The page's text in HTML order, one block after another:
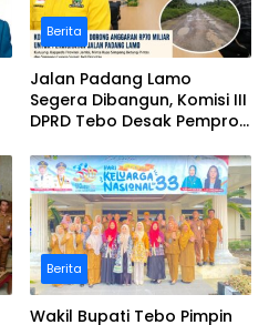
Berita
Jalan Padang Lamo
Segera Dibangun, Komisi III
DPRD Tebo Desak Pemprov
Anggaran Rp70 Miliar
Berita
Wakil Bupati Tebo Pimpin